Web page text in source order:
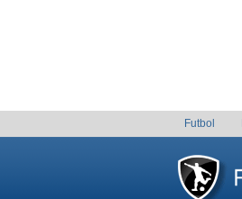
Futbol